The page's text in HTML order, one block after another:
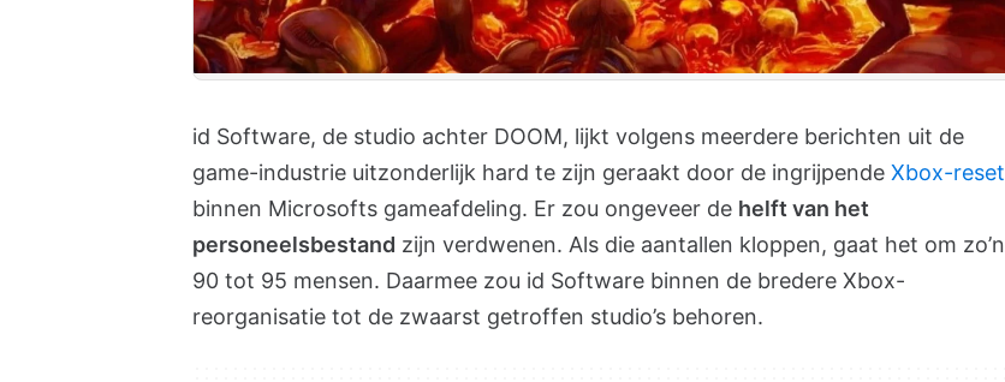
id Software, de studio achter DOOM, lijkt volgens meerdere berichten uit de
game-industrie uitzonderlijk hard te zijn geraakt door de ingrijpende Xbox-reset
binnen Microsofts gameafdeling. Er zou ongeveer de helft van het
personeelsbestand zijn verdwenen. Als die aantallen kloppen, gaat het om zo’n
90 tot 95 mensen. Daarmee zou id Software binnen de bredere Xbox-
reorganisatie tot de zwaarst getroffen studio’s behoren.